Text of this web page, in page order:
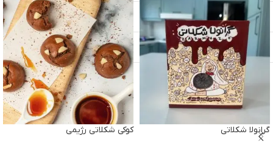
1.1 mcg
2.1 mcg
vitamin B12
56.5 mg
113 mg (30%) Magnesium/ منیزیم
گرانولا شکلاتی کوکی شکلاتی رژیمی